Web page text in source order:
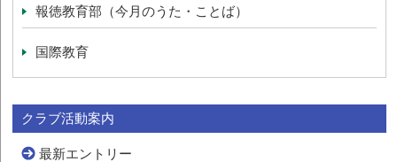
報徳教育部（今月のうた・ことば）
国際教育
クラブ活動案内
最新エントリー